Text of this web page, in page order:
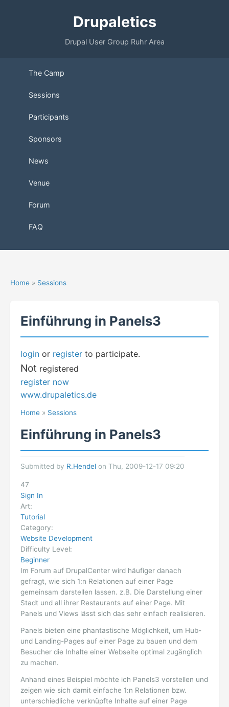
Drupaletics
Drupal User Group Ruhr Area
The Camp
Sessions
Participants
Sponsors
News
Venue
Forum
FAQ
Home » Sessions
Einführung in Panels3
login or register to participate.
Not registered
register now
www.drupaletics.de
Home » Sessions
Einführung in Panels3
Submitted by R.Hendel on Thu, 2009-12-17 09:20
47
Sign In
Art:
Tutorial
Category:
Website Development
Difficulty Level:
Beginner
Im Forum auf DrupalCenter wird häufiger danach
gefragt, wie sich 1:n Relationen auf einer Page
gemeinsam darstellen lassen. z.B. Die Darstellung einer
Stadt und all ihrer Restaurants auf einer Page. Mit
Panels und Views lässt sich das sehr einfach realisieren.
Panels bieten eine phantastische Möglichkeit, um Hub-
und Landing-Pages auf einer Page zu bauen und dem
Besucher die Inhalte einer Webseite optimal zugänglich
zu machen.
Anhand eines Beispiel möchte ich Panels3 vorstellen und
zeigen wie sich damit einfache 1:n Relationen bzw.
unterschiedliche verknüpfte Inhalte auf einer Page